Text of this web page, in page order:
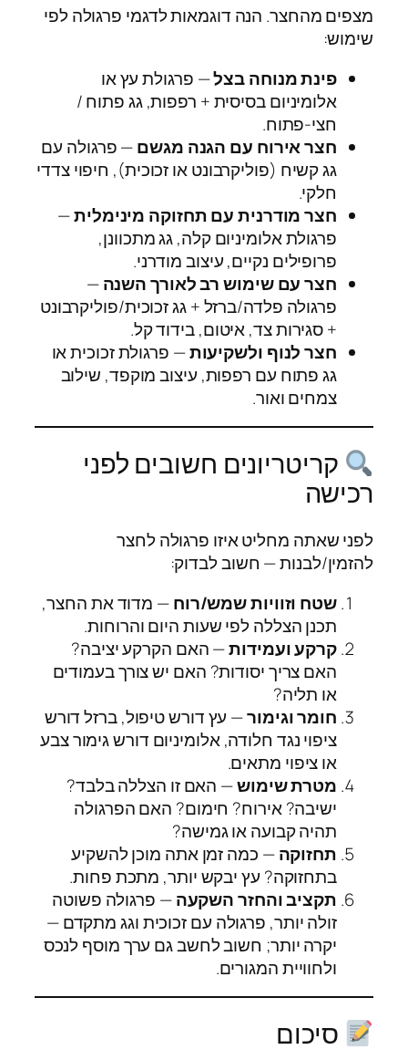
מצפים מהחצר. הנה דוגמאות לדגמי פרגולה לפי
שימוש:
פינת מנוחה בצל— פרגולת עץ או
אלומיניום בסיסית + רפפות, גג פתוח /
חצי-פתוח.
חצר אירוח עם הגנה מגשם— פרגולה עם
גג קשיח (פוליקרבונט או זכוכית), חיפוי צדדי
חלקי.
חצר מודרנית עם תחזוקה מינימלית—
פרגולת אלומיניום קלה, גג מתכוונן,
פרופילים נקיים, עיצוב מודרני.
חצר עם שימוש רב לאורך השנה—
פרגולה פלדה/ברזל + גג זכוכית/פוליקרבונט
+ סגירות צד, איטום, בידוד קל.
חצר לנוף ולשקיעות— פרגולת זכוכית או
גג פתוח עם רפפות, עיצוב מוקפד, שילוב
צמחים ואור.
קריטריונים חשובים לפני
רכישה
לפני שאתה מחליט איזו פרגולה לחצר
להזמין/לבנות — חשוב לבדוק:
שטח וזוויות שמש/רוח— מדוד את החצר,
תכנן הצללה לפי שעות היום והרוחות.
קרקע ועמידות— האם הקרקע יציבה?
האם צריך יסודות? האם יש צורך בעמודים
או תליה?
חומר וגימור— עץ דורש טיפול, ברזל דורש
ציפוי נגד חלודה, אלומיניום דורש גימור צבע
או ציפוי מתאים.
מטרת שימוש— האם זו הצללה בלבד?
ישיבה? אירוח? חימום? האם הפרגולה
תהיה קבועה או גמישה?
תחזוקה— כמה זמן אתה מוכן להשקיע
בתחזוקה? עץ יבקש יותר, מתכת פחות.
תקציב והחזר השקעה— פרגולה פשוטה
זולה יותר, פרגולה עם זכוכית וגג מתקדם —
יקרה יותר; חשוב לחשב גם ערך מוסף לנכס
ולחוויית המגורים.
סיכום